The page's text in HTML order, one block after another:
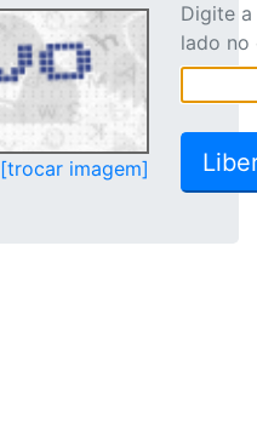
[trocar imagem]
Digite
lado no